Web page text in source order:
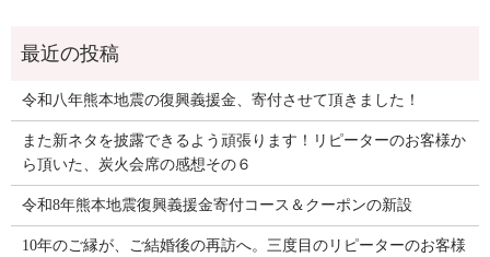
令和八年熊本地震の復興義援金、寄付させて頂きました！
また新ネタを披露できるよう頑張ります！リピーターのお客様か
ら頂いた、炭火会席の感想その６
令和8年熊本地震復興義援金寄付コース＆クーポンの新設
10年のご縁が、ご結婚後の再訪へ。三度目のリピーターのお客様